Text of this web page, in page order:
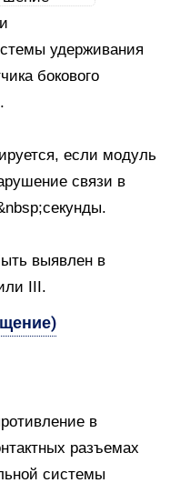
удерживания
бокового
если модуль
связи в
выявлен в
III.
в
разъемах
системы